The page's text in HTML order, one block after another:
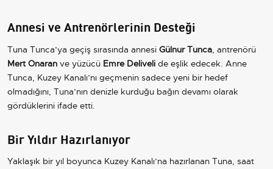
Annesi ve Antrenörlerinin Desteği
Tuna Tunca’ya geçiş sırasında annesi Gülnur Tunca, antrenörü
Mert Onaran ve yüzücü Emre Deliveli de eşlik edecek. Anne
Tunca, Kuzey Kanalı’nı geçmenin sadece yeni bir hedef
olmadığını, Tuna’nın denizle kurduğu bağın devamı olarak
gördüklerini ifade etti.
Bir Yıldır Hazırlanıyor
Yaklaşık bir yıl boyunca Kuzey Kanalı’na hazırlanan Tuna, saat